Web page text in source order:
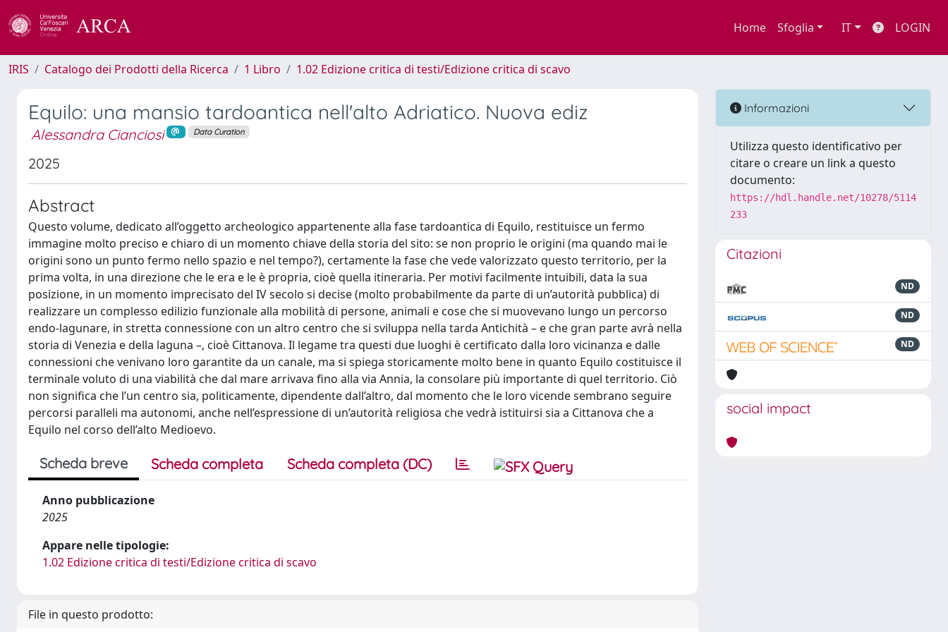
Home Sfoglia IT LOGIN
IRIS Catalogo dei Prodotti della Ricerca 1 Libro 1.02 Edizione critica di testi/Edizione critica di scavo
Equilo: una mansio tardoantica nell'alto Adriatico. Nuova ediz
Alessandra Cianciosi Data Curation
2025
Abstract
Questo volume, dedicato all’oggetto archeologico appartenente alla fase tardoantica di Equilo, restituisce un fermo
immagine molto preciso e chiaro di un momento chiave della storia del sito: se non proprio le origini (ma quando mai le
origini sono un punto fermo nello spazio e nel tempo?), certamente la fase che vede valorizzato questo territorio, per la
prima volta, in una direzione che le era e le è propria, cioè quella itineraria. Per motivi facilmente intuibili, data la sua
posizione, in un momento imprecisato del IV secolo si decise (molto probabilmente da parte di un’autorità pubblica) di
realizzare un complesso edilizio funzionale alla mobilità di persone, animali e cose che si muovevano lungo un percorso
endo-lagunare, in stretta connessione con un altro centro che si sviluppa nella tarda Antichità – e che gran parte avrà nella
storia di Venezia e della laguna –, cioè Cittanova. Il legame tra questi due luoghi è certificato dalla loro vicinanza e dalle
connessioni che venivano loro garantite da un canale, ma si spiega storicamente molto bene in quanto Equilo costituisce il
terminale voluto di una viabilità che dal mare arrivava fino alla via Annia, la consolare più importante di quel territorio. Ciò
non significa che l’un centro sia, politicamente, dipendente dall’altro, dal momento che le loro vicende sembrano seguire
percorsi paralleli ma autonomi, anche nell’espressione di un’autorità religiosa che vedrà istituirsi sia a Cittanova che a
Equilo nel corso dell’alto Medioevo.
Scheda breve Scheda completa Scheda completa (DC)
Anno pubblicazione
2025
Appare nelle tipologie:
1.02 Edizione critica di testi/Edizione critica di scavo
File in questo prodotto:
Informazioni
Utilizza questo identificativo per
citare o creare un link a questo
documento:
https://hdl.handle.net/10278/5114
233
Citazioni
ND
ND
ND
social impact